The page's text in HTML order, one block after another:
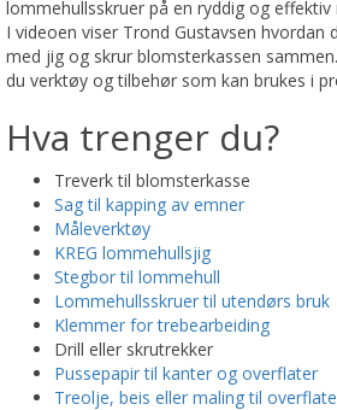
lommehullsskruer på en ryddig og effektiv
I videoen viser Trond Gustavsen hvordan
med jig og skrur blomsterkassen
du verktøy og tilbehør som kan brukes i
Hva trenger du?
Treverk til blomsterkasse
Sag til kapping av emner
Måleverktøy
KREG lommehullsjig
Stegbor til lommehull
Lommehullsskruer til utendørs bruk
Klemmer for trebearbeiding
Drill eller skrutrekker
Pussepapir til kanter og overflater
Treolje, beis eller maling til